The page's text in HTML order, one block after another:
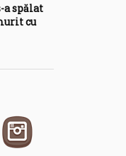
a spălat
cu